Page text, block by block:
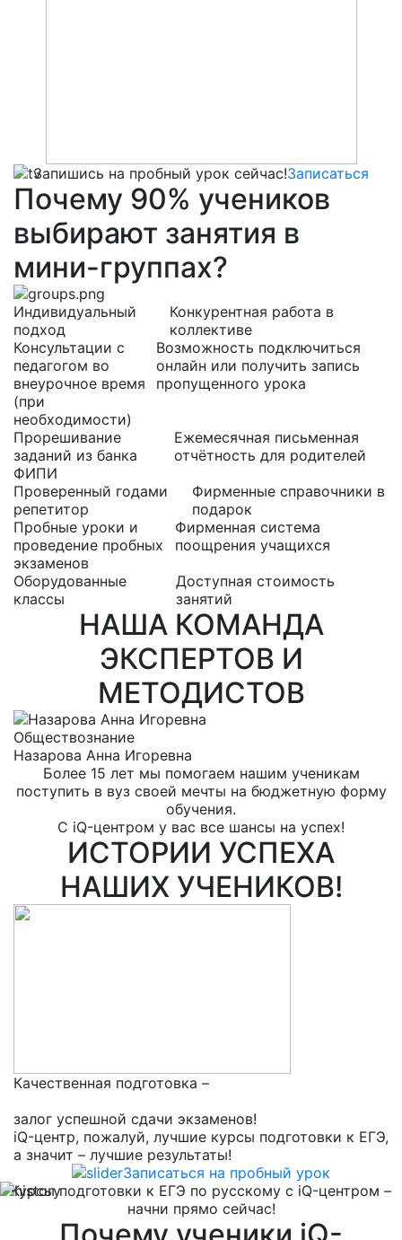
Запишись на пробный урок сейчас!Записаться
Почему 90% учеников
выбирают занятия в
мини-группах?
Индивидуальный
подход
Конкурентная работа в
коллективе
Консультации с
педагогом во
внеурочное время
(при
необходимости)
Возможность подключиться
онлайн или получить запись
пропущенного урока
Прорешивание
заданий из банка
ФИПИ
Ежемесячная письменная
отчётность для родителей
Проверенный годами
репетитор
Фирменные справочники в
подарок
Пробные уроки и
проведение пробных
экзаменов
Фирменная система
поощрения учащихся
Оборудованные
классы
Доступная стоимость
занятий
НАША КОМАНДА
ЭКСПЕРТОВ И
МЕТОДИСТОВ
Обществознание
Назарова Анна Игоревна
Более 15 лет мы помогаем нашим ученикам
поступить в вуз своей мечты на бюджетную форму
обучения.
С iQ-центром у вас все шансы на успех!
ИСТОРИИ УСПЕХА
НАШИХ УЧЕНИКОВ!
Качественная подготовка –
залог успешной сдачи экзаменов!
iQ-центр, пожалуй, лучшие курсы подготовки к ЕГЭ,
а значит – лучшие результаты!
Записаться на пробный урок
Курсы подготовки к ЕГЭ по русскому с iQ-центром –
начни прямо сейчас!